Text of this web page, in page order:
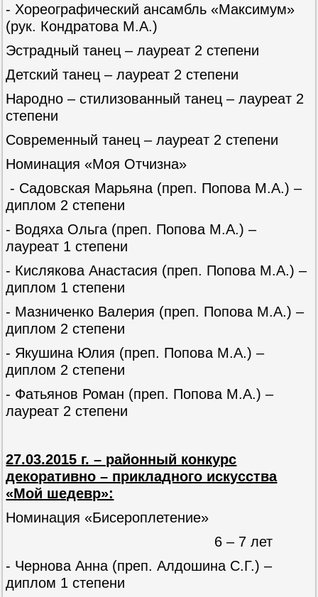
- Хореографический ансамбль «Максимум»
(рук. Кондратова М.А.)
Эстрадный танец – лауреат 2 степени
Детский танец – лауреат 2 степени
Народно – стилизованный танец – лауреат 2
степени
Современный танец – лауреат 2 степени
Номинация «Моя Отчизна»
- Садовская Марьяна (преп. Попова М.А.) –
диплом 2 степени
- Водяха Ольга (преп. Попова М.А.) –
лауреат 1 степени
- Кислякова Анастасия (преп. Попова М.А.) –
диплом 1 степени
- Мазниченко Валерия (преп. Попова М.А.) –
диплом 2 степени
- Якушина Юлия (преп. Попова М.А.) –
диплом 2 степени
- Фатьянов Роман (преп. Попова М.А.) –
лауреат 2 степени
27.03.2015 г. – районный конкурс
декоративно – прикладного искусства
«Мой шедевр»:
Номинация «Бисероплетение»
6 – 7 лет
- Чернова Анна (преп. Алдошина С.Г.) –
диплом 1 степени